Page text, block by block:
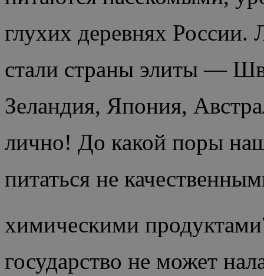
глухих деревнях России.
стали страны элиты —
Зеландия, Япония,
лично! До какой поры
питаться не
химическими
государство не может